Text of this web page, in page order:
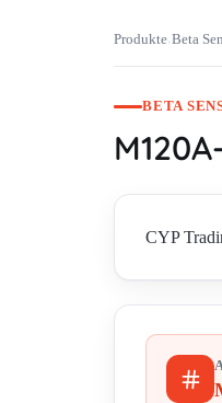
Produkte›Beta
BETA
CYP